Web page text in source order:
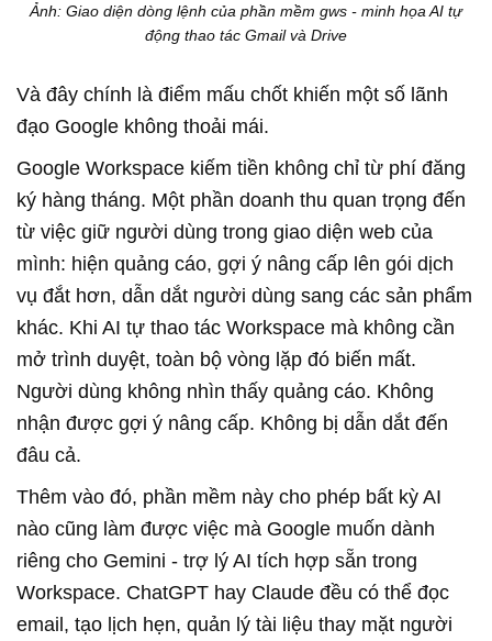
Ảnh: Giao diện dòng lệnh của phần mềm gws - minh họa AI tự
động thao tác Gmail và Drive
Và đây chính là điểm mấu chốt khiến một số lãnh
đạo Google không thoải mái.
Google Workspace kiếm tiền không chỉ từ phí đăng
ký hàng tháng. Một phần doanh thu quan trọng đến
từ việc giữ người dùng trong giao diện web của
mình: hiện quảng cáo, gợi ý nâng cấp lên gói dịch
vụ đắt hơn, dẫn dắt người dùng sang các sản phẩm
khác. Khi AI tự thao tác Workspace mà không cần
mở trình duyệt, toàn bộ vòng lặp đó biến mất.
Người dùng không nhìn thấy quảng cáo. Không
nhận được gợi ý nâng cấp. Không bị dẫn dắt đến
đâu cả.
Thêm vào đó, phần mềm này cho phép bất kỳ AI
nào cũng làm được việc mà Google muốn dành
riêng cho Gemini - trợ lý AI tích hợp sẵn trong
Workspace. ChatGPT hay Claude đều có thể đọc
email, tạo lịch hẹn, quản lý tài liệu thay mặt người